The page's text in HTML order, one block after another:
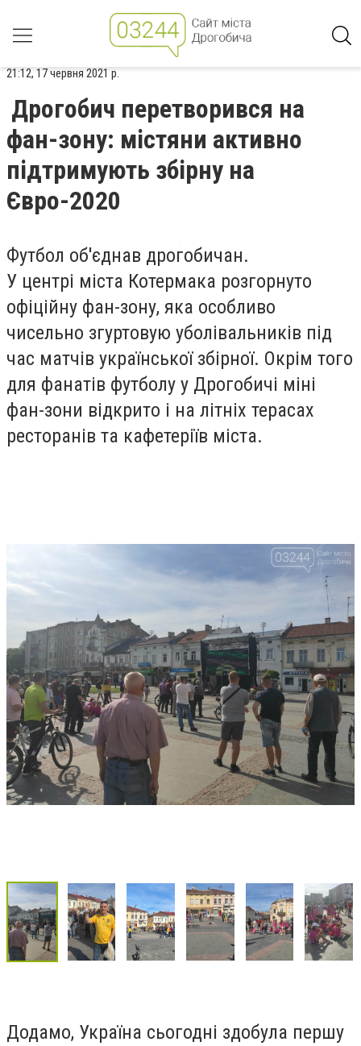
21:12, 17 червня 2021 р.
Дрогобич перетворився на
фан-зону: містяни активно
підтримують збірну на
Євро-2020
Футбол об'єднав дрогобичан.
У центрі міста Котермака розгорнуто
офіційну фан-зону, яка особливо
чисельно згуртовую уболівальників під
час матчів української збірної. Окрім того
для фанатів футболу у Дрогобичі міні
фан-зони відкрито і на літніх терасах
ресторанів та кафетеріїв міста.
Додамо, Україна сьогодні здобула першу